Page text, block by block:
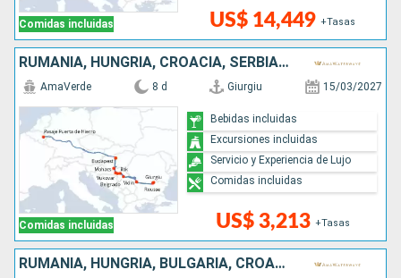
Comidas incluidas US$ 14,449 +Tasas
RUMANIA, HUNGRÍA, CROACIA, SERBIA, BULGARIA
Comidas incluidas
AmaVerde 8 d Giurgiu 15/03/2027
US$ 3,213 +Tasas
Bebidas incluidas
Excursiones incluidas
Servicio y Experiencia de Lujo
Comidas incluidas
RUMANIA, HUNGRÍA, BULGARIA, CROACIA, SERBIA